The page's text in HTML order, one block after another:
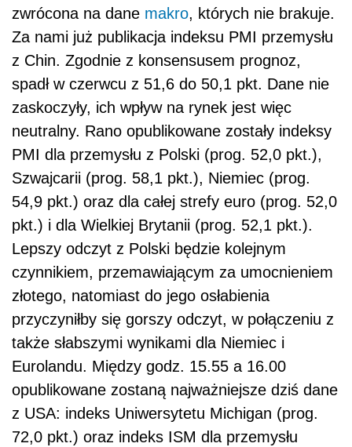
zwrócona na dane makro, których nie brakuje.
Za nami już publikacja indeksu PMI przemysłu
z Chin. Zgodnie z konsensusem prognoz,
spadł w czerwcu z 51,6 do 50,1 pkt. Dane nie
zaskoczyły, ich wpływ na rynek jest więc
neutralny. Rano opublikowane zostały indeksy
PMI dla przemysłu z Polski (prog. 52,0 pkt.),
Szwajcarii (prog. 58,1 pkt.), Niemiec (prog.
54,9 pkt.) oraz dla całej strefy euro (prog. 52,0
pkt.) i dla Wielkiej Brytanii (prog. 52,1 pkt.).
Lepszy odczyt z Polski będzie kolejnym
czynnikiem, przemawiającym za umocnieniem
złotego, natomiast do jego osłabienia
przyczyniłby się gorszy odczyt, w połączeniu z
także słabszymi wynikami dla Niemiec i
Eurolandu. Między godz. 15.55 a 16.00
opublikowane zostaną najważniejsze dziś dane
z USA: indeks Uniwersytetu Michigan (prog.
72,0 pkt.) oraz indeks ISM dla przemysłu